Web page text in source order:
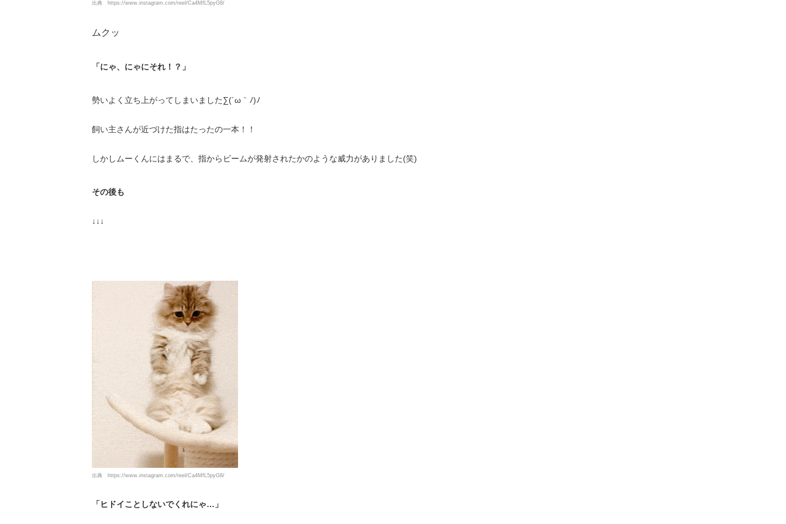
出典 https://www.instagram.com/reel/Ca4MfL5pyG8/
ムクッ
「にゃ、にゃにそれ！？」
勢いよく立ち上がってしまいました∑(´ω｀ﾉ)ﾉ
飼い主さんが近づけた指はたったの一本！！
しかしムーくんにはまるで、指からビームが発射されたかのような威力がありました(笑)
その後も
↓↓↓
出典 https://www.instagram.com/reel/Ca4MfL5pyG8/
「ヒドイことしないでくれにゃ…」